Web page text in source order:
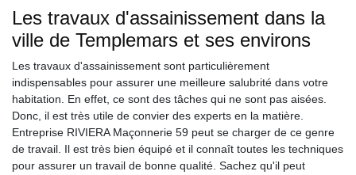
Les travaux d'assainissement dans la
ville de Templemars et ses environs
Les travaux d'assainissement sont particulièrement
indispensables pour assurer une meilleure salubrité dans votre
habitation. En effet, ce sont des tâches qui ne sont pas aisées.
Donc, il est très utile de convier des experts en la matière.
Entreprise RIVIERA Maçonnerie 59 peut se charger de ce genre
de travail. Il est très bien équipé et il connaît toutes les techniques
pour assurer un travail de bonne qualité. Sachez qu'il peut